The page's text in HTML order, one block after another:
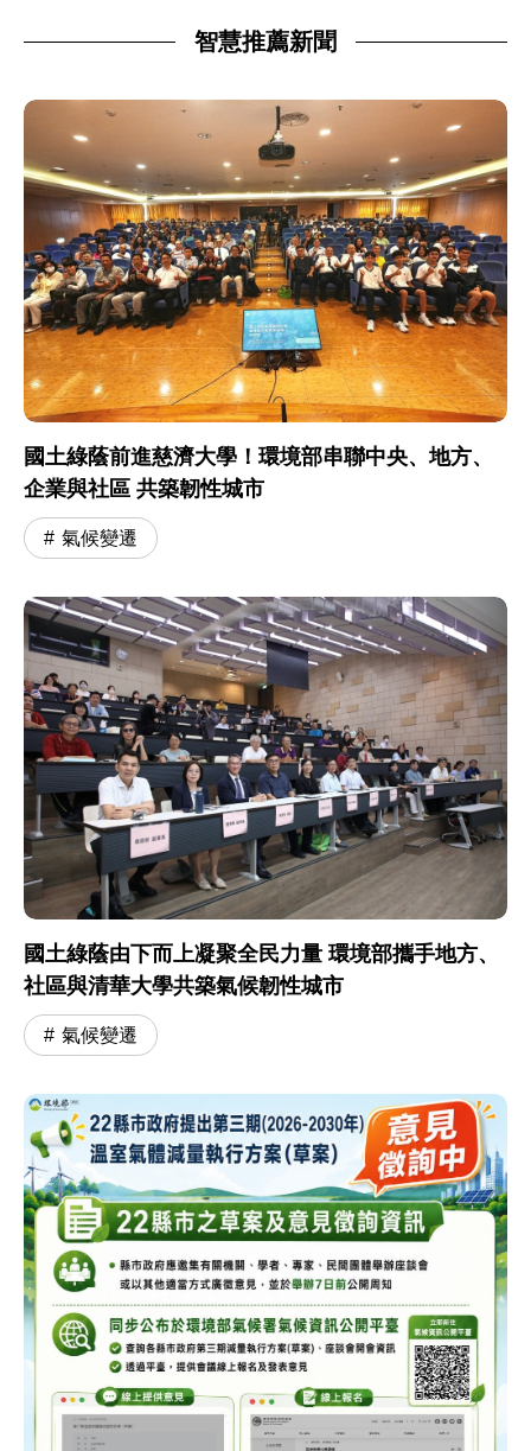
智慧推薦新聞
國土綠蔭前進慈濟大學！環境部串聯中央、地方、
企業與社區 共築韌性城市
氣候變遷
國土綠蔭由下而上凝聚全民力量 環境部攜手地方、
社區與清華大學共築氣候韌性城市
氣候變遷